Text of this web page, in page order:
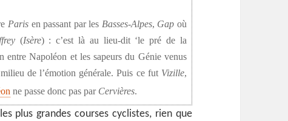
Parisen passant par les Basses-Alpes, Gap où
(Isère) : c’est là au lieu-dit ‘le pré de la
entre Napoléon et les sapeurs du Génie venus
de l’émotion générale. Puis ce fut Vizille,
ne passe donc pas par Cervières.
plus grandes courses cyclistes, rien que